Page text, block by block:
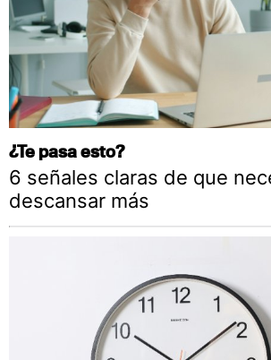
¿Te pasa esto?
6 señales claras de que
descansar más